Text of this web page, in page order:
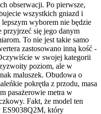
obserwacji. Po pierwsze,
wszystkich gniazd i
wyborem nie będzie
przyjrzeć się jego danym
To nie jest takie samo
zastosowano inną kość -
w swojej kategorii
poziom, ale w
maluszek. Obudowa o
pokrętła z przodu, masa
pasażerowie metra w
Fakt, że model ten
ES9038Q2M, który